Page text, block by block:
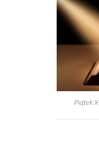
Piątek